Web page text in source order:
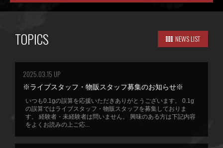
TOPICS NEWS LIST
2025.03.15 UP
※ライブスタッフ・物販スタッフ募集のお知らせ※
いつも0.1gの誤算を応援いただきありがとうございます。 0.1g
の誤算ではライブスタッフ・物販スタッフを募集しておりま
す。 経験者・未経験者は問いません。 興味のある方は下記内容
をよくお読みの上ご応...